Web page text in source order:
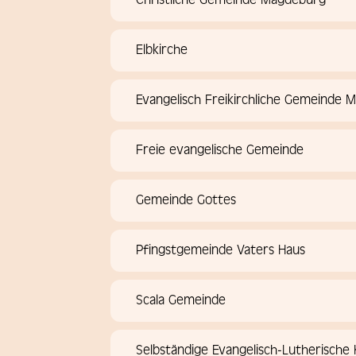
Elbkirche
Evangelisch Freikirchliche Gemeinde
Freie evangelische Gemeinde
Gemeinde Gottes
Pfingstgemeinde Vaters Haus
Scala Gemeinde
Selbständige Evangelisch-Lutherische